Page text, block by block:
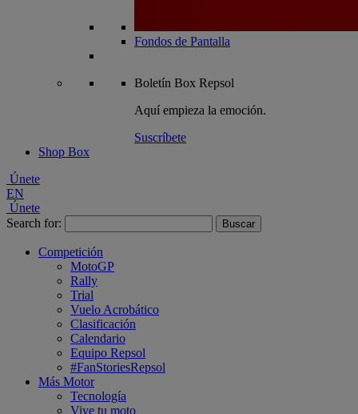
Fondos de Pantalla
Boletín Box Repsol
Aquí empieza la emoción.
Suscríbete
Shop Box
Únete
EN
Únete
Search for:
Competición
MotoGP
Rally
Trial
Vuelo Acrobático
Clasificación
Calendario
Equipo Repsol
#FanStoriesRepsol
Más Motor
Tecnología
Vive tu moto